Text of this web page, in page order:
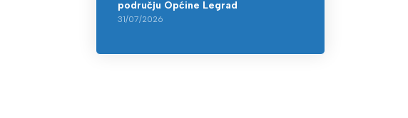
području Općine Legrad
31/07/2026